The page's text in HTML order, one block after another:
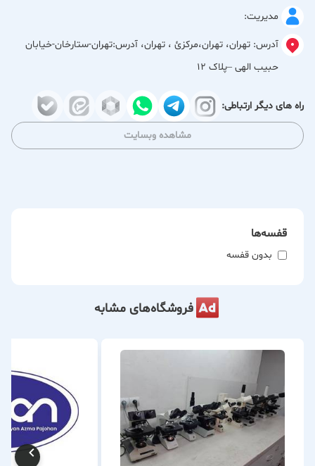
مختلف، ژرمیناتور، فریزر ایستاده و صندوقی در دماهای مختلف.
**دستگاه‌های همزن و مخلوط‌کن:**
دستگاه جارتست، همزن مغناطیسی، همزن مکانیکی آزمایشگاهی.
**سکوبندی و تجهیزات جانبی آزمایشگاه:**
سکوبندی آزمایشگاهی، شیرآلات، کلید و پریز، هودهای میکروبی و
ایزولب، سیستم هضم و تقطیر، ست فیلتراسیون (سیستم
میلی‌پور یا هولدر)، ساخت کلیه شیشه‌آلات تخصصی پیرکس و
**مواد شیمیایی و محیط کشت:**
کیولب، انواع محیط کشت مرک و کیولب.
**تجهیزات استریلیزاسیون و اندازه‌گیری:**
اتوکلاو ۲۵ لیتری و ۷۵ لیتری دیجیتال با مهر استاندارد، سمپلرهای
ساده و متغیر، پیپتور و پیپت پرکن دیجیتال و آنالوگ، دیسپنسر
دیجیتال و آنالوگ، تیتراتور.
مدیریت:
آدرس: تهران، تهران،مركزئ ، تهران، آدرس:تهران-ستارخان-خیابان
حبیب الهی –پلاک 12
راه های دیگر ارتباطی:
مشاهده وبسایت
قفسه‌ها
بدون قفسه
فروشگاه‌های مشابه